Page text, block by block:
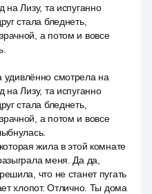
на Лизу, та испуганно
стала бледнеть,
а потом и вовсе
удивлённо смотрела на
на Лизу, та испуганно
стала бледнеть,
а потом и вовсе
жила в этой комнате
меня. Да да,
что не станет пугать
хлопот. Отлично. Ты дома